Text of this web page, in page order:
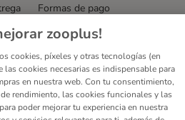
Formas de pago
de datoszooplus!
cookies, píxeles y otras tecnologías (en
las cookies necesarias es indispensable para
en nuestra web. Con tu consentimiento,
rendimiento, las cookies funcionales y las
poder mejorar tu experiencia en nuestra